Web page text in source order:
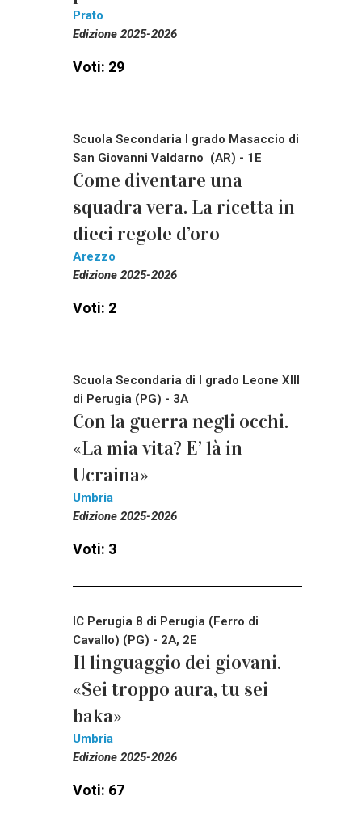
Prato
Edizione 2025-2026
Voti: 29
Scuola Secondaria I grado Masaccio di
San Giovanni Valdarno (AR) - 1E
Come diventare una
squadra vera. La ricetta in
dieci regole d’oro
Arezzo
Edizione 2025-2026
Voti: 2
Scuola Secondaria di I grado Leone XIII
di Perugia (PG) - 3A
Con la guerra negli occhi.
«La mia vita? E’ là in
Ucraina»
Umbria
Edizione 2025-2026
Voti: 3
IC Perugia 8 di Perugia (Ferro di
Cavallo) (PG) - 2A, 2E
Il linguaggio dei giovani.
«Sei troppo aura, tu sei
baka»
Umbria
Edizione 2025-2026
Voti: 67